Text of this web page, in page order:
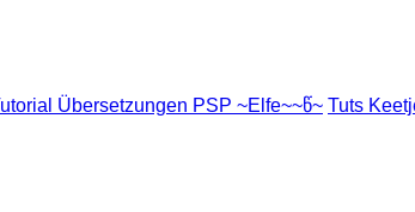
Übersetzungen PSP ~Elfe~~წ~ Tuts